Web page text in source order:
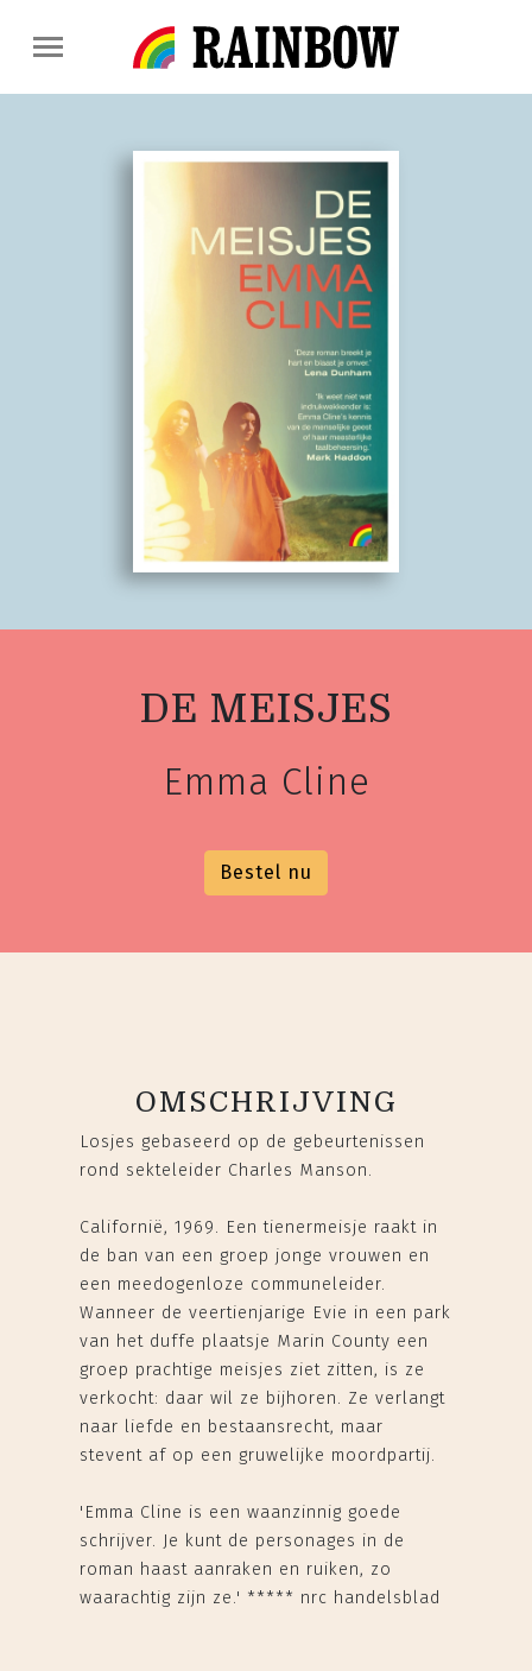
DE MEISJES
Emma Cline
Bestel nu
OMSCHRIJVING
Losjes gebaseerd op de gebeurtenissen
rond sekteleider Charles Manson.
Californië, 1969. Een tienermeisje raakt in
de ban van een groep jonge vrouwen en
een meedogenloze communeleider.
Wanneer de veertienjarige Evie in een park
van het duffe plaatsje Marin County een
groep prachtige meisjes ziet zitten, is ze
verkocht: daar wil ze bijhoren. Ze verlangt
naar liefde en bestaansrecht, maar
stevent af op een gruwelijke moordpartij.
'Emma Cline is een waanzinnig goede
schrijver. Je kunt de personages in de
roman haast aanraken en ruiken, zo
waarachtig zijn ze.' ***** nrc handelsblad